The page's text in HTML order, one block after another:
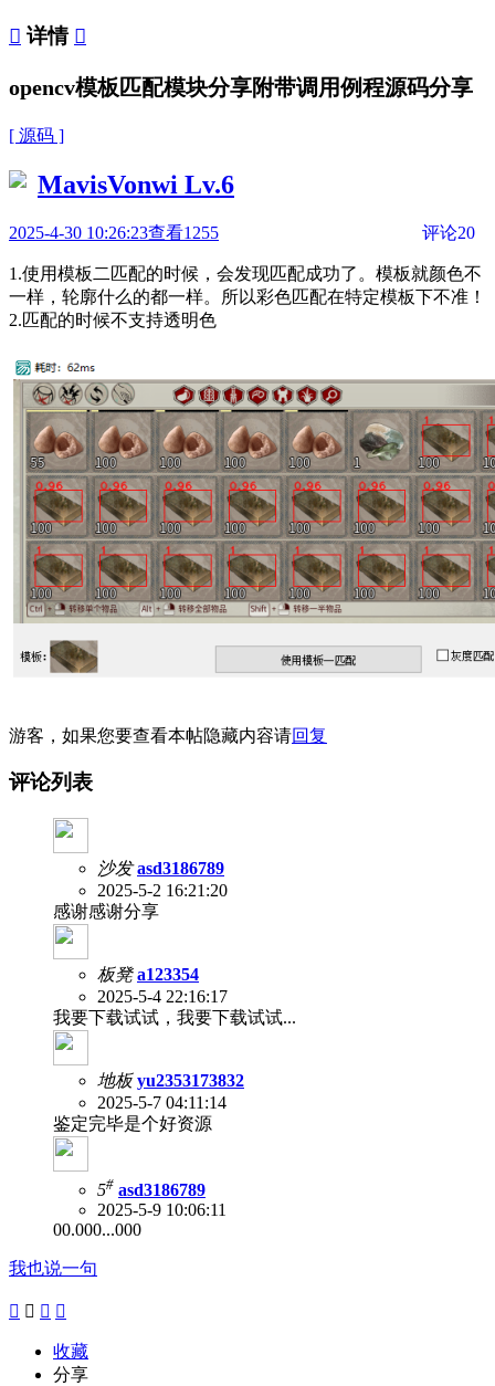
 详情 
opencv模板匹配模块分享附带调用例程源码分享
[ 源码 ]
MavisVonwi Lv.6
2025-4-30 10:26:23查看1255 评论20
1.使用模板二匹配的时候，会发现匹配成功了。模板就颜色不
一样，轮廓什么的都一样。所以彩色匹配在特定模板下不准！
2.匹配的时候不支持透明色
游客，如果您要查看本帖隐藏内容请回复
评论列表
沙发 asd3186789
2025-5-2 16:21:20
感谢感谢分享
板凳 a123354
2025-5-4 22:16:17
我要下载试试，我要下载试试...
地板 yu2353173832
2025-5-7 04:11:14
鉴定完毕是个好资源
5# asd3186789
2025-5-9 10:06:11
00.000...000
我也说一句
   
收藏
分享